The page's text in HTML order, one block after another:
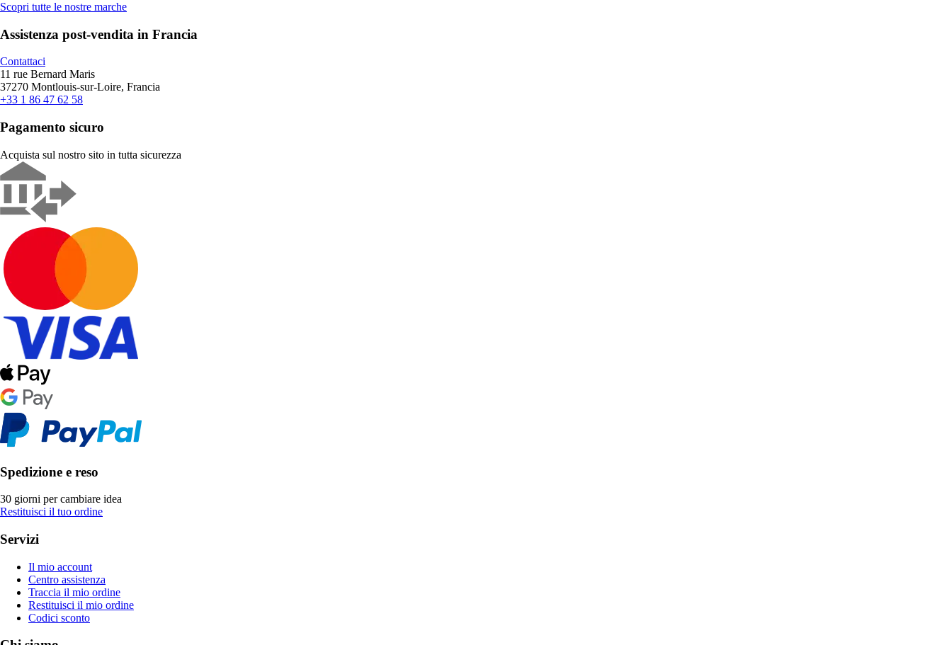
Scopri tutte le nostre marche
Assistenza post-vendita in Francia
Contattaci
11 rue Bernard Maris
37270 Montlouis-sur-Loire, Francia
+33 1 86 47 62 58
Pagamento sicuro
Acquista sul nostro sito in tutta sicurezza
Spedizione e reso
30 giorni per cambiare idea
Restituisci il tuo ordine
Servizi
Il mio account
Centro assistenza
Traccia il mio ordine
Restituisci il mio ordine
Codici sconto